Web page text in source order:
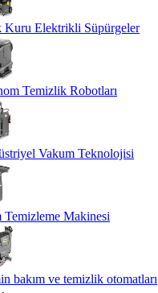
Kuru Elektrikli Süpürgeler
Temizlik Robotları
Vakum Teknolojisi
Temizleme Makinesi
bakım ve temizlik otomatları